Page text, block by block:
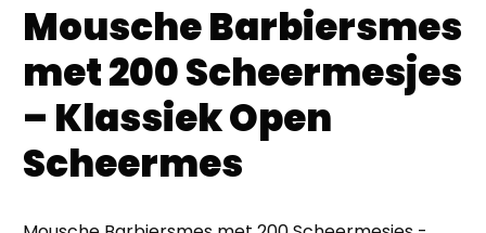
Mousche Barbiersmes
met 200 Scheermesjes
– Klassiek Open
Scheermes